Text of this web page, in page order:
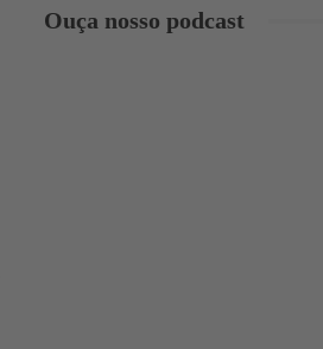
Ouça nosso podcast